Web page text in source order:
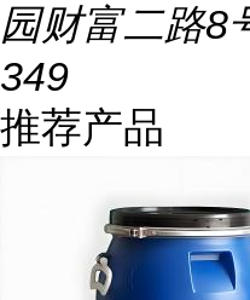
园财富二路8
349
推荐产品